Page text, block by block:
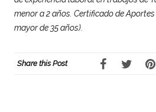
menor a 2 años. Certificado de
mayor de 35 años).
Share this Post